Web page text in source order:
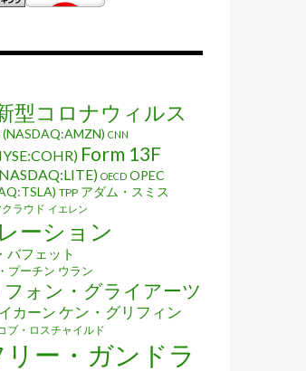
型コロナウィルス
CNN
Form 13F
OECD OPEC
TPP アダム・スミス
ラウド イエレン
ーション
バフェット
プーチン ウラン
ォン・グライアーツ
カーン ケン・グリフィン
ブ・ロスチャイルド
ー・ガンドラ